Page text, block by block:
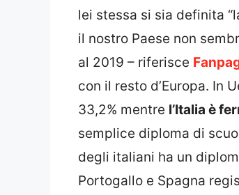
lei stessa si sia definita
il nostro Paese non
al 2019 – riferisce
con il resto d’Europa. In
33,2% mentre l’Italia è
semplice diploma di
degli italiani ha un
Portogallo e Spagna